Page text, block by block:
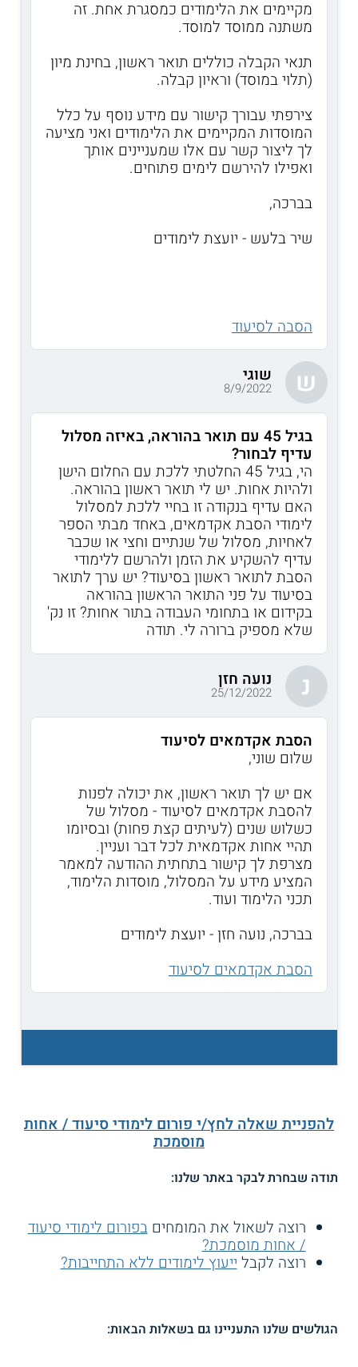
מקיימים את הלימודים כמסגרת אחת. זה
משתנה ממוסד למוסד.
תנאי הקבלה כוללים תואר ראשון, בחינת מיון
(תלוי במוסד) וראיון קבלה.
צירפתי עבורך קישור עם מידע נוסף על כלל
המוסדות המקיימים את הלימודים ואני מציעה
לך ליצור קשר עם אלו שמעניינים אותך
ואפילו להירשם לימים פתוחים.
בברכה,
שיר בלעש - יועצת לימודים
הסבה לסיעוד
ש שוגי
8/9/2022
בגיל 45 עם תואר בהוראה, באיזה מסלול
עדיף לבחור?
הי, בגיל 45 החלטתי ללכת עם החלום הישן
ולהיות אחות. יש לי תואר ראשון בהוראה.
האם עדיף בנקודה זו בחיי ללכת למסלול
לימודי הסבת אקדמאים, באחד מבתי הספר
לאחיות, מסלול של שנתיים וחצי או שכבר
עדיף להשקיע את הזמן ולהרשם ללימודי
הסבת לתואר ראשון בסיעוד? יש ערך לתואר
בסיעוד על פני התואר הראשון בהוראה
בקידום או בתחומי העבודה בתור אחות? זו נק'
שלא מספיק ברורה לי. תודה
נ נועה חזן
25/12/2022
הסבת אקדמאים לסיעוד
שלום שוני,
אם יש לך תואר ראשון, את יכולה לפנות
להסבת אקדמאים לסיעוד - מסלול של
כשלוש שנים (לעיתים קצת פחות) ובסיומו
תהיי אחות אקדמאית לכל דבר ועניין.
מצרפת לך קישור בתחתית ההודעה למאמר
המציע מידע על המסלול, מוסדות הלימוד,
תכני הלימוד ועוד.
בברכה, נועה חזן - יועצת לימודים
הסבת אקדמאים לסיעוד
להפניית שאלה לחץ/י פורום לימודי סיעוד / אחות
מוסמכת
תודה שבחרת לבקר באתר שלנו:
רוצה לשאול את המומחיםבפורום לימודי סיעוד
/ אחות מוסמכת?
רוצה לקבלייעוץ לימודים ללא התחייבות?
הגולשים שלנו התעניינו גם בשאלות הבאות: